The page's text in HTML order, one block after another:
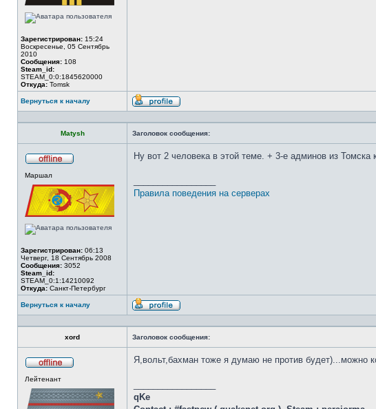
Зарегистрирован: 15:24
Воскресенье, 05 Сентябрь
2010
Сообщения: 108
Steam_id:
STEAM_0:0:1845620000
Откуда: Tomsk
Вернуться к началу
Профиль
Matysh
Заголовок сообщения:
сети
Маршал
Зарегистрирован: 06:13
Четверг, 18 Сентябрь 2008
Сообщения: 3052
Steam_id:
STEAM_0:1:14210092
Откуда: Санкт-Петербург
Ну вот 2 человека в этой теме. + 3-е админов из Томска
Правила поведения на серверах
Вернуться к началу
Профиль
xord
Заголовок сообщения:
сети
Лейтенант
Я,вольт,бахман тоже я думаю не против будет)...можно
qKe